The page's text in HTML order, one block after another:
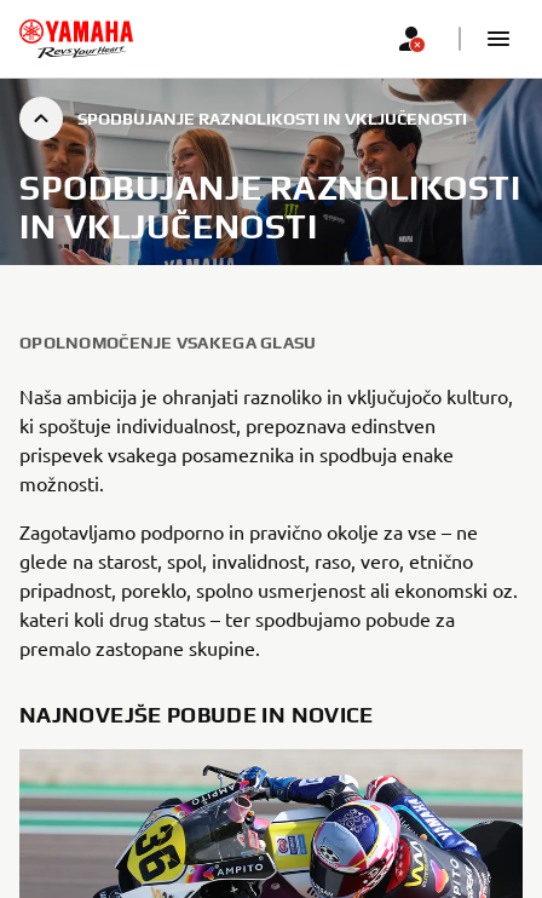
SPODBUJANJE RAZNOLIKOSTI IN VKLJUČENOSTI
SPODBUJANJE RAZNOLIKOSTI
IN VKLJUČENOSTI
OPOLNOMOČENJE VSAKEGA GLASU
Naša ambicija je ohranjati raznoliko in vključujočo kulturo,
ki spoštuje individualnost, prepoznava edinstven
prispevek vsakega posameznika in spodbuja enake
možnosti.
Zagotavljamo podporno in pravično okolje za vse – ne
glede na starost, spol, invalidnost, raso, vero, etnično
pripadnost, poreklo, spolno usmerjenost ali ekonomski oz.
kateri koli drug status – ter spodbujamo pobude za
premalo zastopane skupine.
NAJNOVEJŠE POBUDE IN NOVICE